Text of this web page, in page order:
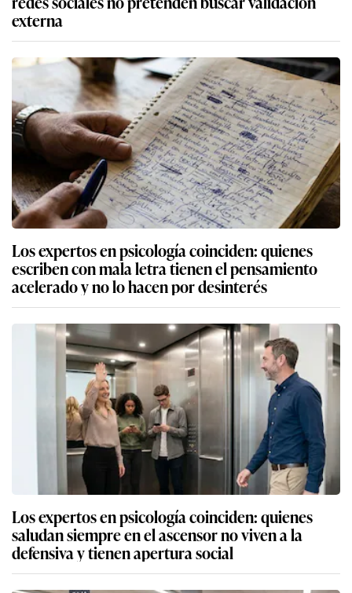
externa
Los expertos en psicología coinciden: quienes
escriben con mala letra tienen el pensamiento
acelerado y no lo hacen por desinterés
Los expertos en psicología coinciden: quienes
saludan siempre en el ascensor no viven a la
defensiva y tienen apertura social